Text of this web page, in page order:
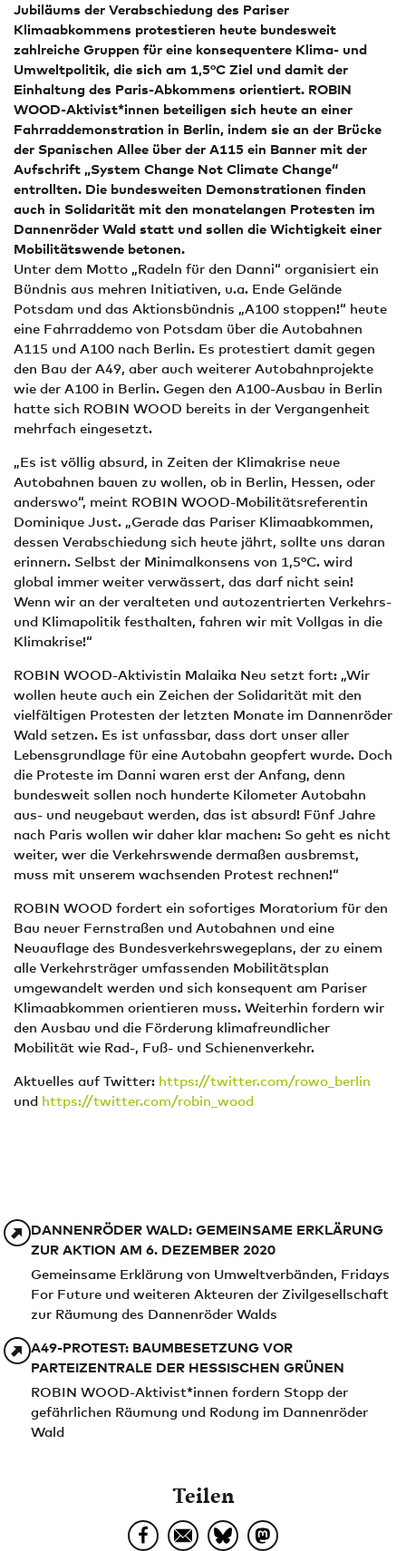
Jubiläums der Verabschiedung des Pariser
Klimaabkommens protestieren heute bundesweit
zahlreiche Gruppen für eine konsequentere Klima- und
Umweltpolitik, die sich am 1,5°C Ziel und damit der
Einhaltung des Paris-Abkommens orientiert. ROBIN
WOOD-Aktivist*innen beteiligen sich heute an einer
Fahrraddemonstration in Berlin, indem sie an der Brücke
der Spanischen Allee über der A115 ein Banner mit der
Aufschrift „System Change Not Climate Change“
entrollten. Die bundesweiten Demonstrationen finden
auch in Solidarität mit den monatelangen Protesten im
Dannenröder Wald statt und sollen die Wichtigkeit einer
Mobilitätswende betonen.
Unter dem Motto „Radeln für den Danni“ organisiert ein
Bündnis aus mehren Initiativen, u.a. Ende Gelände
Potsdam und das Aktionsbündnis „A100 stoppen!“ heute
eine Fahrraddemo von Potsdam über die Autobahnen
A115 und A100 nach Berlin. Es protestiert damit gegen
den Bau der A49, aber auch weiterer Autobahnprojekte
wie der A100 in Berlin. Gegen den A100-Ausbau in Berlin
hatte sich ROBIN WOOD bereits in der Vergangenheit
mehrfach eingesetzt.
„Es ist völlig absurd, in Zeiten der Klimakrise neue
Autobahnen bauen zu wollen, ob in Berlin, Hessen, oder
anderswo“, meint ROBIN WOOD-Mobilitätsreferentin
Dominique Just. „Gerade das Pariser Klimaabkommen,
dessen Verabschiedung sich heute jährt, sollte uns daran
erinnern. Selbst der Minimalkonsens von 1,5°C. wird
global immer weiter verwässert, das darf nicht sein!
Wenn wir an der veralteten und autozentrierten Verkehrs-
und Klimapolitik festhalten, fahren wir mit Vollgas in die
Klimakrise!“
ROBIN WOOD-Aktivistin Malaika Neu setzt fort: „Wir
wollen heute auch ein Zeichen der Solidarität mit den
vielfältigen Protesten der letzten Monate im Dannenröder
Wald setzen. Es ist unfassbar, dass dort unser aller
Lebensgrundlage für eine Autobahn geopfert wurde. Doch
die Proteste im Danni waren erst der Anfang, denn
bundesweit sollen noch hunderte Kilometer Autobahn
aus- und neugebaut werden, das ist absurd! Fünf Jahre
nach Paris wollen wir daher klar machen: So geht es nicht
weiter, wer die Verkehrswende dermaßen ausbremst,
muss mit unserem wachsenden Protest rechnen!“
ROBIN WOOD fordert ein sofortiges Moratorium für den
Bau neuer Fernstraßen und Autobahnen und eine
Neuauflage des Bundesverkehrswegeplans, der zu einem
alle Verkehrsträger umfassenden Mobilitätsplan
umgewandelt werden und sich konsequent am Pariser
Klimaabkommen orientieren muss. Weiterhin fordern wir
den Ausbau und die Förderung klimafreundlicher
Mobilität wie Rad-, Fuß- und Schienenverkehr.
Aktuelles auf Twitter: https://twitter.com/rowo_berlin
und https://twitter.com/robin_wood
DANNENRÖDER WALD: GEMEINSAME ERKLÄRUNG
ZUR AKTION AM 6. DEZEMBER 2020
Gemeinsame Erklärung von Umweltverbänden, Fridays
For Future und weiteren Akteuren der Zivilgesellschaft
zur Räumung des Dannenröder Walds
A49-PROTEST: BAUMBESETZUNG VOR
PARTEIZENTRALE DER HESSISCHEN GRÜNEN
ROBIN WOOD-Aktivist*innen fordern Stopp der
gefährlichen Räumung und Rodung im Dannenröder
Wald
Teilen